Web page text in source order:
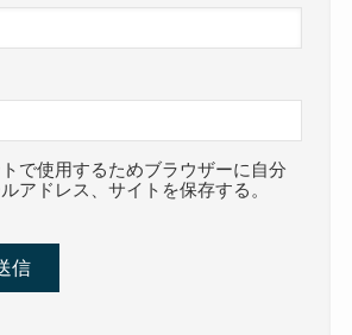
で使用するためブラウザーに自分
アドレス、サイトを保存する。